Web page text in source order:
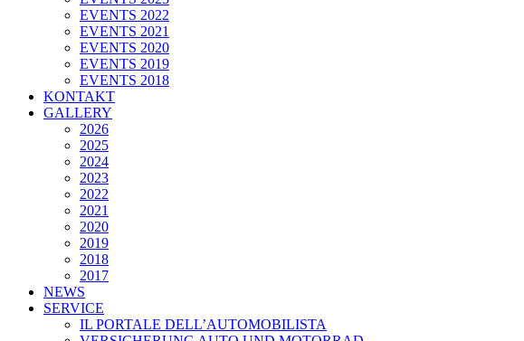
EVENTS 2022
EVENTS 2021
EVENTS 2020
EVENTS 2019
EVENTS 2018
KONTAKT
GALLERY
2026
2025
2024
2023
2022
2021
2020
2019
2018
2017
NEWS
SERVICE
IL PORTALE DELL’AUTOMOBILISTA